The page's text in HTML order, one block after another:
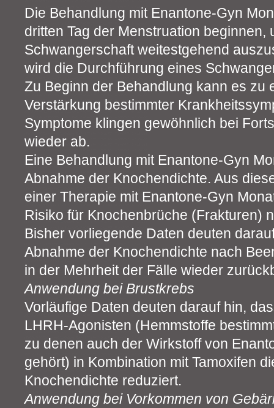
Die Behandlung mit Enantone-Gyn
dritten Tag der Menstruation beginnen,
Schwangerschaft weitestgehend
wird die Durchführung eines
Zu Beginn der Behandlung kann es zu
Verstärkung bestimmter
Symptome klingen gewöhnlich bei
wieder ab.
Eine Behandlung mit Enantone-Gyn
Abnahme der Knochendichte. Aus
einer Therapie mit Enantone-Gyn
Risiko für Knochenbrüche (Frakturen)
Bisher vorliegende Daten deuten
Abnahme der Knochendichte nach
in der Mehrheit der Fälle wieder
Anwendung bei Brustkrebs
Vorläufige Daten deuten darauf hin,
LHRH-Agonisten (Hemmstoffe
zu denen auch der Wirkstoff von
gehört) in Kombination mit Tamoxifen
Knochendichte reduziert.
Anwendung bei Vorkommen von